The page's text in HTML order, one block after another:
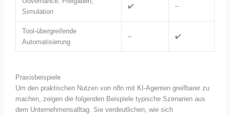
Simulation
✔️ –
Tool-übergreifende
Automatisierung
– ✔️
Praxisbeispiele
Um den praktischen Nutzen von n8n mit KI-Agenten greifbarer zu
machen, zeigen die folgenden Beispiele typische Szenarien aus
dem Unternehmensalltag. Sie verdeutlichen, wie sich